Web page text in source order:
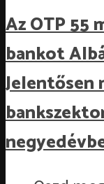
Az OTP 55
bankot
Jelentősen